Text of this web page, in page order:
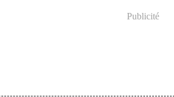
Publicité